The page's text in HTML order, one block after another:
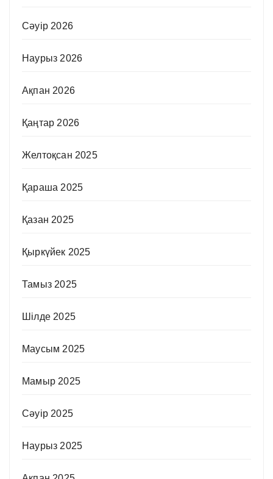
Сәуір 2026
Наурыз 2026
Ақпан 2026
Қаңтар 2026
Желтоқсан 2025
Қараша 2025
Қазан 2025
Қыркүйек 2025
Тамыз 2025
Шілде 2025
Маусым 2025
Мамыр 2025
Сәуір 2025
Наурыз 2025